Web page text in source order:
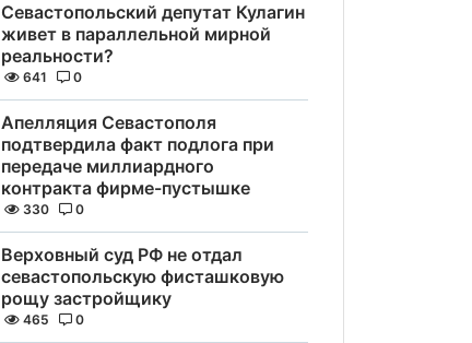
Севастопольский депутат Кулагин
живет в параллельной мирной
реальности?
641 0
Апелляция Севастополя
подтвердила факт подлога при
передаче миллиардного
контракта фирме-пустышке
330 0
Верховный суд РФ не отдал
севастопольскую фисташковую
рощу застройщику
465 0